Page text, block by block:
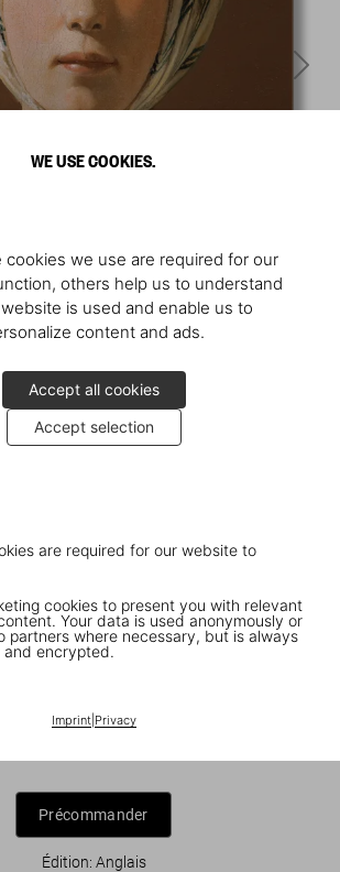
WE USE COOKIES.
cookies we use are required for our
others help us to understand
is used and enable us to
content and ads.
Accept all cookies
Accept selection
are required for our website to
cookies to present you with relevant
Your data is used anonymously or
partners where necessary, but is always
and encrypted.
Imprint| Privacy
1/8
in Detail
Précommander
Édition: Anglais